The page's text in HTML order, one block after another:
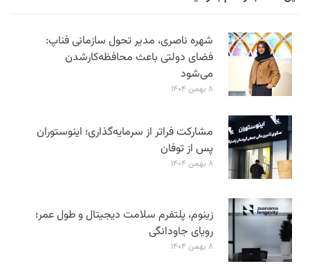
شهره ناصری، مدیر تحول سازمانی فناپ:
فضای دولتی باعث محافظه‌کارشدن
می‌شود
۸ بهمن ۱۴۰۴
مشارکت فراتر از سرمایه‌گذاری؛ اینوستوران
پس از توفان
۸ بهمن ۱۴۰۴
زینوم، پلتفرم سلامت دیجیتال و طول عمر؛
رویای جاودانگی
۸ بهمن ۱۴۰۴